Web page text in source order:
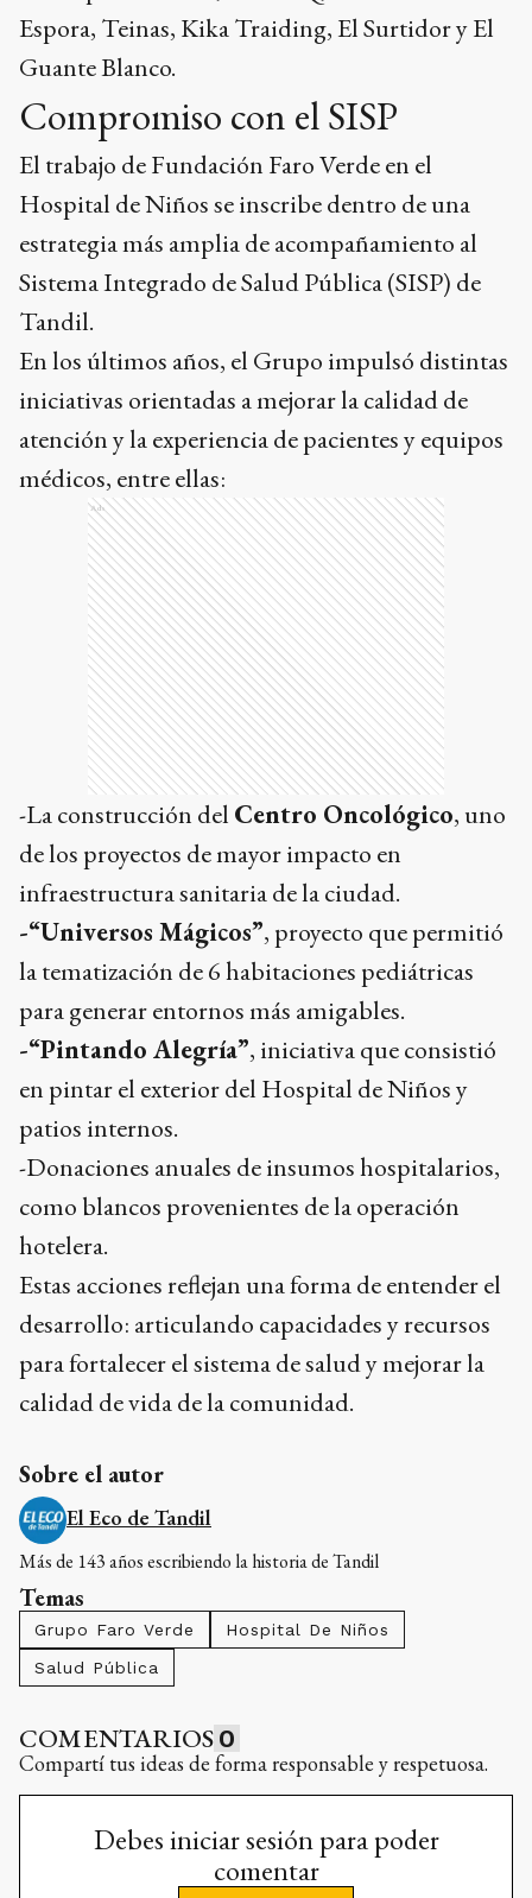
Espora, Teinas, Kika Traiding, El Surtidor y El
Guante Blanco.
Compromiso con el SISP
El trabajo de Fundación Faro Verde en el
Hospital de Niños se inscribe dentro de una
estrategia más amplia de acompañamiento al
Sistema Integrado de Salud Pública (SISP) de
Tandil.
En los últimos años, el Grupo impulsó distintas
iniciativas orientadas a mejorar la calidad de
atención y la experiencia de pacientes y equipos
médicos, entre ellas:
Ads
-La construcción del Centro Oncológico, uno
de los proyectos de mayor impacto en
infraestructura sanitaria de la ciudad.
-“Universos Mágicos”, proyecto que permitió
la tematización de 6 habitaciones pediátricas
para generar entornos más amigables.
-“Pintando Alegría”, iniciativa que consistió
en pintar el exterior del Hospital de Niños y
patios internos.
-Donaciones anuales de insumos hospitalarios,
como blancos provenientes de la operación
hotelera.
Estas acciones reflejan una forma de entender el
desarrollo: articulando capacidades y recursos
para fortalecer el sistema de salud y mejorar la
calidad de vida de la comunidad.
Sobre el autor
El Eco de Tandil
Más de 143 años escribiendo la historia de Tandil
Temas
Grupo Faro Verde
Hospital De Niños
Salud Pública
COMENTARIOS 0
Compartí tus ideas de forma responsable y respetuosa.
Debes iniciar sesión para poder
comentar